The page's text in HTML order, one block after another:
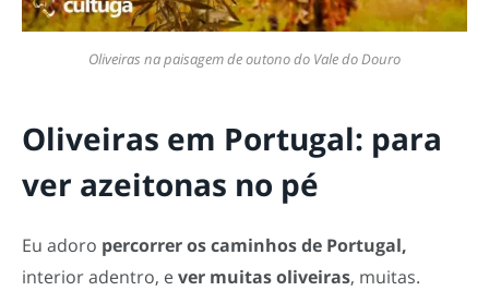
Oliveiras na paisagem de outono do Vale do Douro
Oliveiras em Portugal: para
ver azeitonas no pé
Eu adoro percorrer os caminhos de Portugal,
interior adentro, ever muitas oliveiras, muitas.